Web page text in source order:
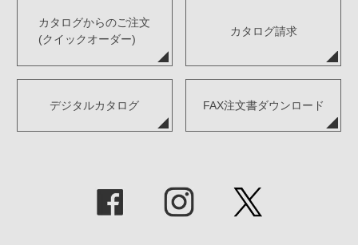
カタログからのご注文
(クイックオーダー)
カタログ請求
デジタルカタログ FAX注文書ダウンロード